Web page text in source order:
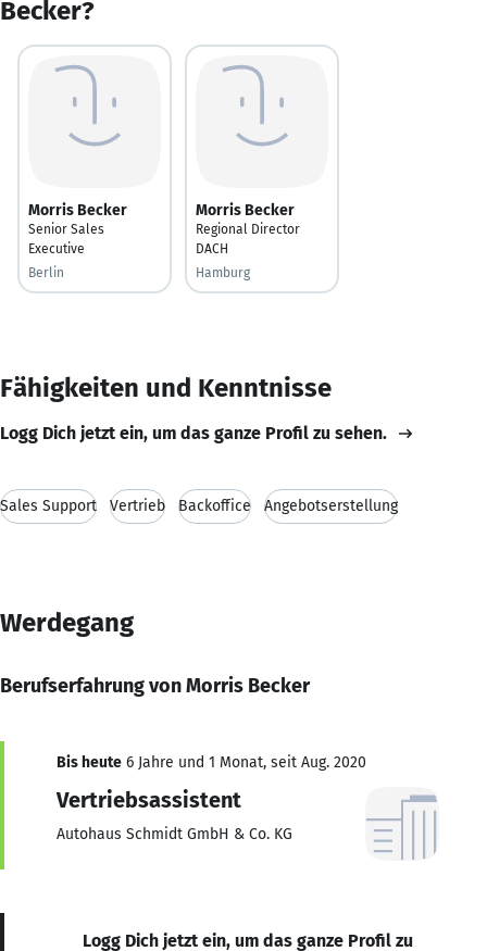
Becker?
Morris Becker
Senior Sales
Executive
Berlin
Morris Becker
Regional Director
DACH
Hamburg
Fähigkeiten und Kenntnisse
Logg Dich jetzt ein, um das ganze Profil zu sehen.
Sales Support Vertrieb Backoffice Angebotserstellung
Werdegang
Berufserfahrung von Morris Becker
Bis heute 6 Jahre und 1 Monat, seit Aug. 2020
Vertriebsassistent
Autohaus Schmidt GmbH & Co. KG
Logg Dich jetzt ein, um das ganze Profil zu